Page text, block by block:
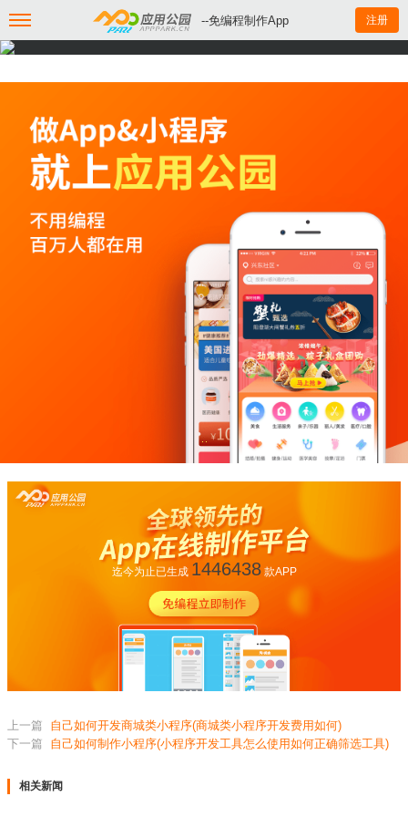
--免编程制作App 注册
迄今为止已生成 1446438款APP
上一篇
自己如何开发商城类小程序(商城类小程序开发费用如何)
下一篇
自己如何制作小程序(小程序开发工具怎么使用如何正确筛选工具)
相关新闻